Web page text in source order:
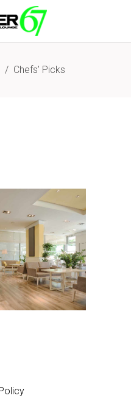
/ Chefs’ Picks